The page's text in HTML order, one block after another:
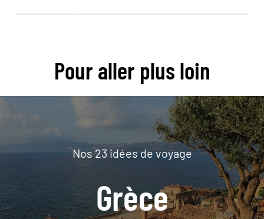
Pour aller plus loin
Nos 23 idées de voyage
Grèce